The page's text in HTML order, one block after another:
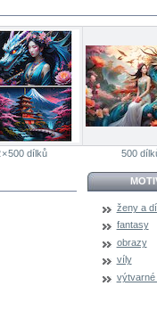
× 500 dílků 500
ženy a
fantasy
obrazy
víly
výtvarné